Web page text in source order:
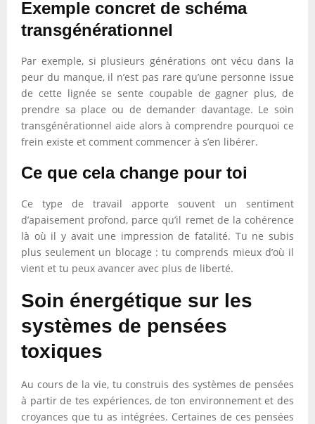
Exemple concret de schéma
transgénérationnel
Par exemple, si plusieurs générations ont vécu dans la
peur du manque, il n’est pas rare qu’une personne issue
de cette lignée se sente coupable de gagner plus, de
prendre sa place ou de demander davantage. Le soin
transgénérationnel aide alors à comprendre pourquoi ce
frein existe et comment commencer à s’en libérer.
Ce que cela change pour toi
Ce type de travail apporte souvent un sentiment
d’apaisement profond, parce qu’il remet de la cohérence
là où il y avait une impression de fatalité. Tu ne subis
plus seulement un blocage : tu comprends mieux d’où il
vient et tu peux avancer avec plus de liberté.
Soin énergétique sur les
systèmes de pensées
toxiques
Au cours de la vie, tu construis des systèmes de pensées
à partir de tes expériences, de ton environnement et des
croyances que tu as intégrées. Certaines de ces pensées